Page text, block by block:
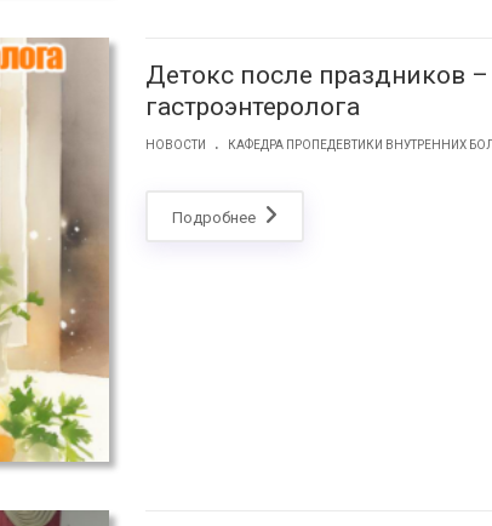
Детокс после праздников
гастроэнтеролога
НОВОСТИ . КАФЕДРА ПРОПЕДЕВТИКИ ВНУТРЕННИХ
Подробнее